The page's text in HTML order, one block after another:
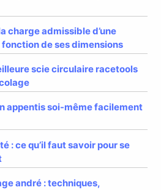
charge admissible d’une
de ses dimensions
scie circulaire racetools
appentis soi-même facilement
: ce qu’il faut savoir pour se
andré : techniques,